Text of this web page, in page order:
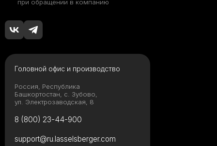
при обращении в компанию
Головной офис и производство
Россия, Республика
Башкортостан, с. Зубово,
ул. Электрозаводская, 8
8 (800) 23-44-900
support@ru.lasselsberger.com